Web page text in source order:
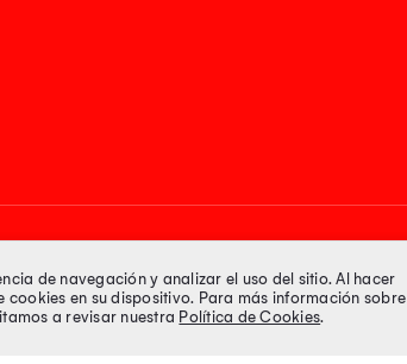
Medios de pago
de navegación y analizar el uso del sitio. Al hacer
cookies en su dispositivo. Para más información sobre
a revisar nuestra Política de Cookies.